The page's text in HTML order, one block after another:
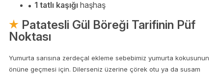
1 tatlı kaşığı haşhaş
Patatesli Gül Böreği Tarifinin Püf
Noktası
Yumurta sarısına zerdeçal ekleme sebebimiz yumurta kokusunun
önüne geçmesi için. Dilerseniz üzerine çörek otu ya da susam